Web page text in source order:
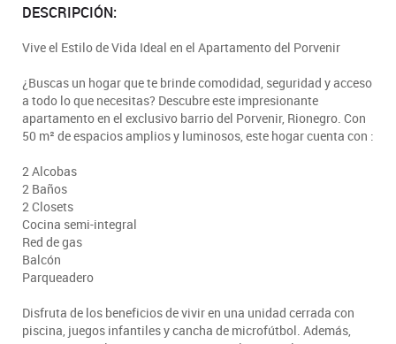
DESCRIPCIÓN:
Vive el Estilo de Vida Ideal en el Apartamento del Porvenir
¿Buscas un hogar que te brinde comodidad, seguridad y acceso
a todo lo que necesitas? Descubre este impresionante
apartamento en el exclusivo barrio del Porvenir, Rionegro. Con
50 m² de espacios amplios y luminosos, este hogar cuenta con :
2 Alcobas
2 Baños
2 Closets
Cocina semi-integral
Red de gas
Balcón
Parqueadero
Disfruta de los beneficios de vivir en una unidad cerrada con
piscina, juegos infantiles y cancha de microfútbol. Además,